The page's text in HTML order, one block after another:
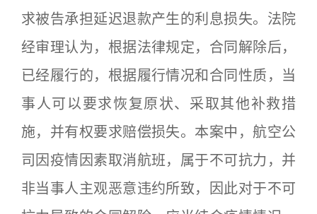
求被告承担延迟退款产生的利息损失。法院
经审理认为，根据法律规定，合同解除后，
已经履行的，根据履行情况和合同性质，当
事人可以要求恢复原状、采取其他补救措
施，并有权要求赔偿损失。本案中，航空公
司因疫情因素取消航班，属于不可抗力，并
非当事人主观恶意违约所致，因此对于不可